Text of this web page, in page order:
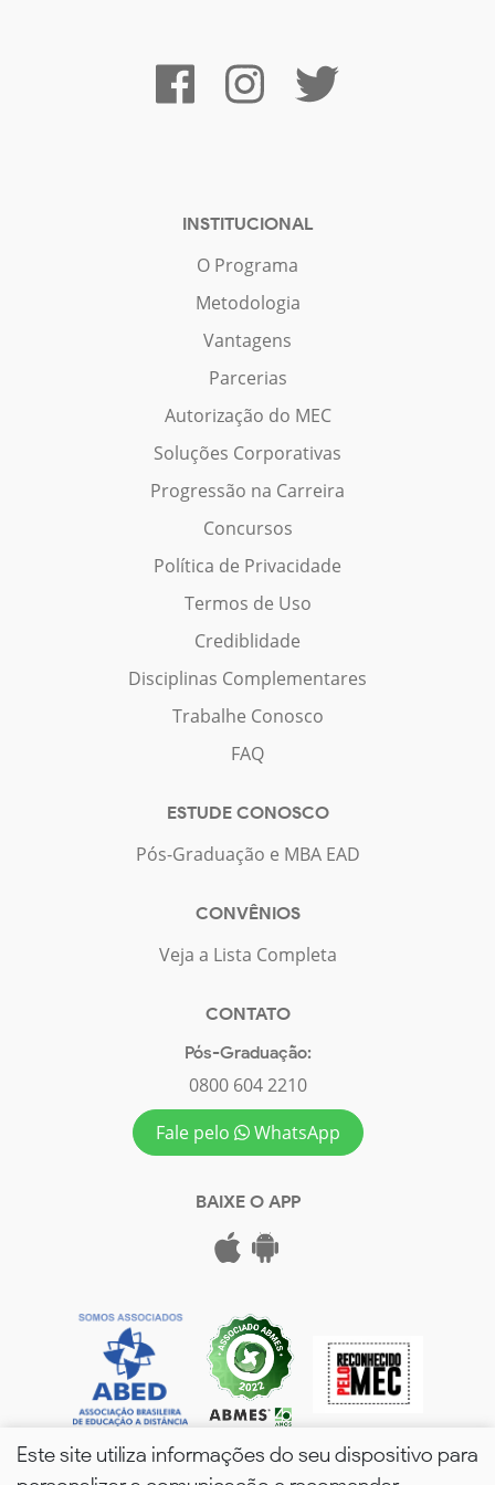
INSTITUCIONAL
O Programa
Metodologia
Vantagens
Parcerias
Autorização do MEC
Soluções Corporativas
Progressão na Carreira
Concursos
Política de Privacidade
Termos de Uso
Crediblidade
Disciplinas Complementares
Trabalhe Conosco
FAQ
ESTUDE CONOSCO
Pós-Graduação e MBA EAD
CONVÊNIOS
Veja a Lista Completa
CONTATO
Pós-Graduação:
0800 604 2210
Fale pelo
WhatsApp
BAIXE O APP
Este site utiliza informações do seu dispositivo para